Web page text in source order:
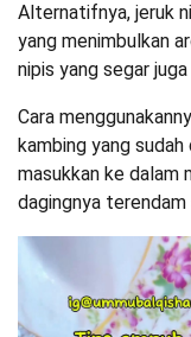
Alternatifnya, jeruk
yang menimbulkan
nipis yang segar
Cara
kambing yang
masukkan ke dalam
dagingnya terendam